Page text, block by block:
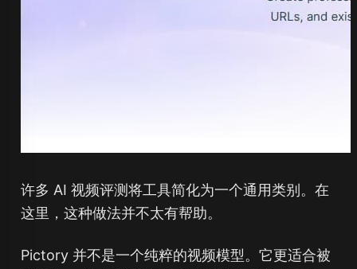
许多 AI 视频评测将工具简化为一个通用类别。在
这里，这种做法并不太有帮助。
Pictory 并不是一个纯粹的视频模型。它更适合被